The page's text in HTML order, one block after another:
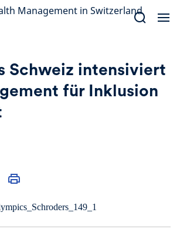
Schweiz intensiviert
für Inklusion